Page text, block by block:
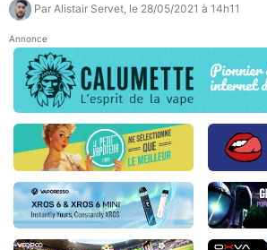
Par Alistair Servet , le 28/05/2021 à 14h11
Annonce